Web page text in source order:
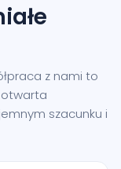
z nami to
otwarta
szacunku i